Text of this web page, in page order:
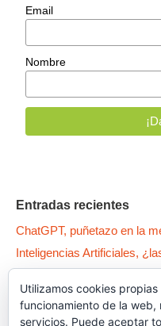
Email
Nombre
Entradas recientes
ChatGPT, puñetazo en la
Inteligencias Artificiales,
Qué es la Canibalización
Dark Patterns, el lado
Utilizamos cookies
funcionamiento de la web,
servicios. Puede aceptar